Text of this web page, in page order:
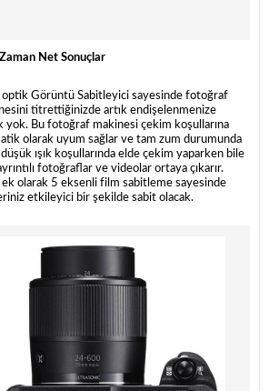
Net Sonuçlar
optik Görüntü Sabitleyici sayesinde fotoğraf
titrettiğinizde artık endişelenmenize
yok. Bu fotoğraf makinesi çekim koşullarına
olarak uyum sağlar ve tam zum durumunda
ışık koşullarında elde çekim yaparken bile
fotoğraflar ve videolar ortaya çıkarır.
ek olarak 5 eksenli film sabitleme sayesinde
etkileyici bir şekilde sabit olacak.